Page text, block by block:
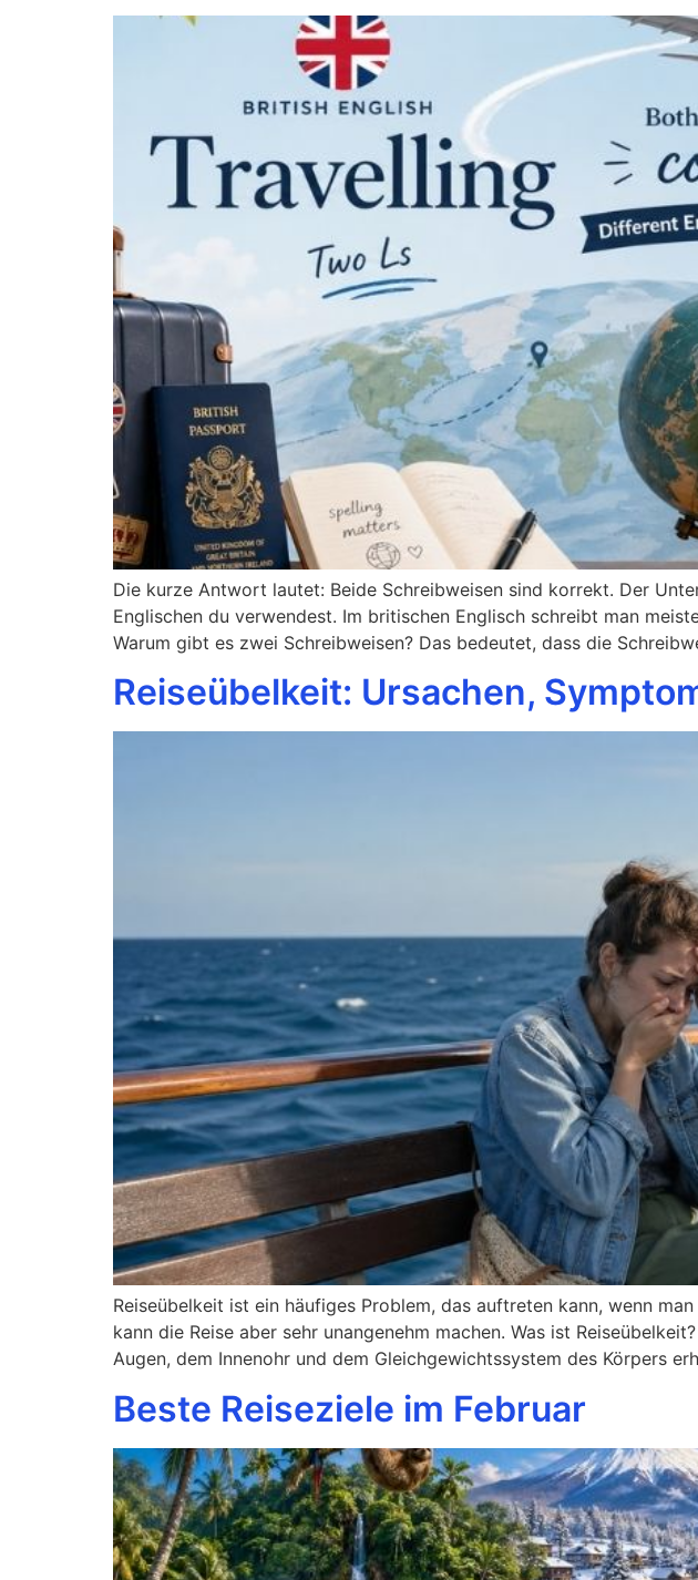
Die kurze Antwort lautet: Beide Schreibweisen sind korrekt. Der
Englischen du verwendest. Im britischen Englisch schreibt man
Warum gibt es zwei Schreibweisen? Das bedeutet, dass die
Reiseübelkeit: Ursachen,
Reiseübelkeit ist ein häufiges Problem, das auftreten kann, wenn
kann die Reise aber sehr unangenehm machen. Was ist
Augen, dem Innenohr und dem Gleichgewichtssystem des Körpers
Beste Reiseziele im Februar